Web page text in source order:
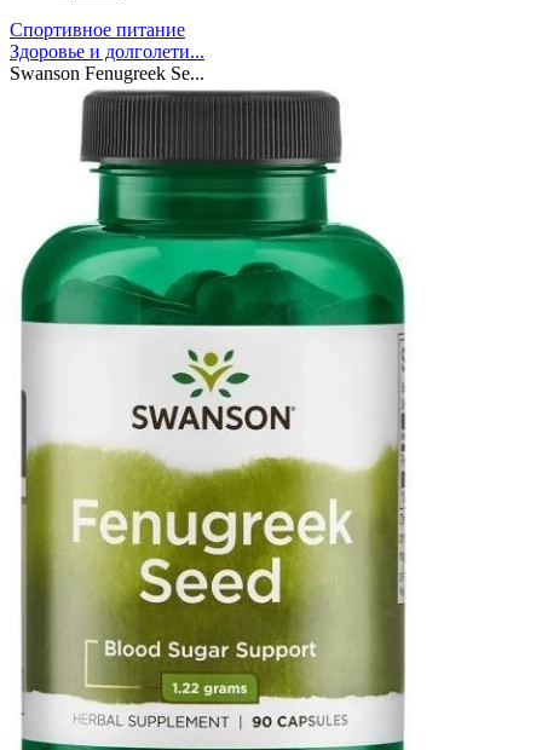
Спортивное питание
Здоровье и долголети...
Swanson Fenugreek Se...